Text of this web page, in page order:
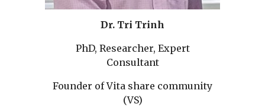
Dr. Tri Trinh
PhD, Researcher, Expert
Consultant
Founder of Vita share community
(VS)